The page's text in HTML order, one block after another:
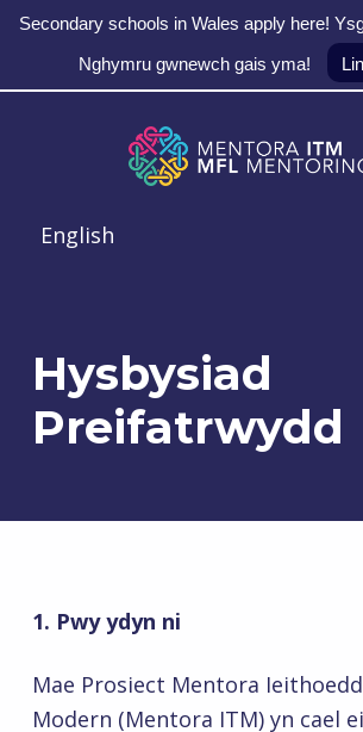
Secondary schools in Wales apply here!
Nghymru gwnewch gais yma!
Skip to main navigation
Skip to main content
Skip to footer
English
Hysbysiad
Preifatrwydd
1. Pwy ydyn ni
Mae Prosiect Mentora
Modern (Mentora ITM) yn cael